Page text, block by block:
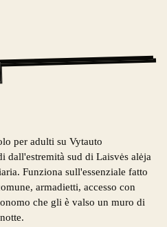
per adulti su Vytauto
dall'estremità sud di Laisvės alėja
Funziona sull'essenziale fatto
armadietti, accesso con
che gli è valso un muro di